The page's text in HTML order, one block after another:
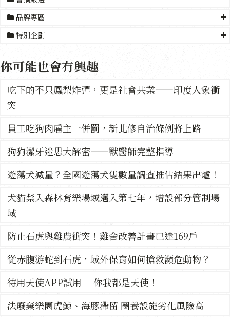
品牌專區
特別企劃
你可能也會有興趣
吃下的不只鳳梨炸彈，更是社會共業——印度人象衝
突
員工吃狗肉雇主一併罰，新北修自治條例將上路
狗狗潔牙迷思大解密——獸醫師完整指導
遊蕩犬減量？全國遊蕩犬隻數量調查推估結果出爐！
犬貓禁入森林育樂場域邁入第七年，增設部分管制場
域
防止石虎與雞農衝突！雞舍改善計畫已達169戶
從赤腹游蛇到石虎，域外保育如何搶救瀕危動物？
待用天使APP試用 －你我都是天使！
法廢棄樂園虎鯨、海豚滯留 圈養設施劣化風險高